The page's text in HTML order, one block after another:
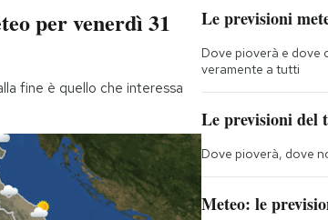
per venerdì 31
fine è quello che interessa
Le previsioni
Dove pioverà e dove
veramente a tutti
Le previsioni del
Dove pioverà, dove
Meteo: le